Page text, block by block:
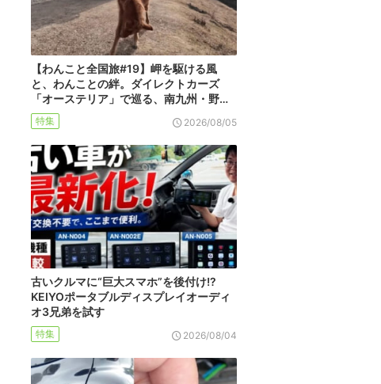
【わんこと全国旅#19】岬を駆ける風
と、わんことの絆。ダイレクトカーズ
「オーステリア」で巡る、南九州・野…
特集 2026/08/05
古いクルマに“巨大スマホ”を後付け!?
KEIYOポータブルディスプレイオーディ
オ3兄弟を試す
特集 2026/08/04